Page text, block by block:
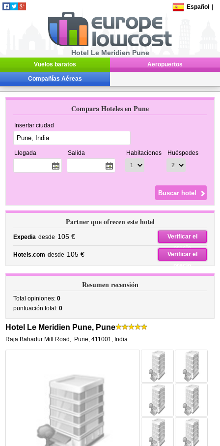
Español
Hotel Le Meridien Pune
Vuelos baratos Aeropuertos
Compañías Aéreas
Compara Hoteles en Pune
Insertar ciudad
Llegada Salida Habitaciones Huéspedes
Partner que ofrecen este hotel
Expedia desde 105 €
Verificar el
precio
Hotels.com desde 105 €
Verificar el
precio
Resumen recensión
Total opiniones:0
puntuación total:0
Hotel Le Meridien Pune, Pune
Raja Bahadur Mill Road , Pune,411001, India